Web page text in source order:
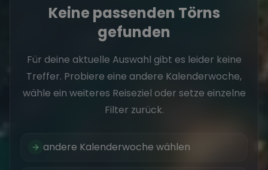
Keine passenden Törns
gefunden
Für deine aktuelle Auswahl gibt es leider keine
Treffer. Probiere eine andere Kalenderwoche,
wähle ein weiteres Reiseziel oder setze einzelne
Filter zurück.
andere Kalenderwoche wählen